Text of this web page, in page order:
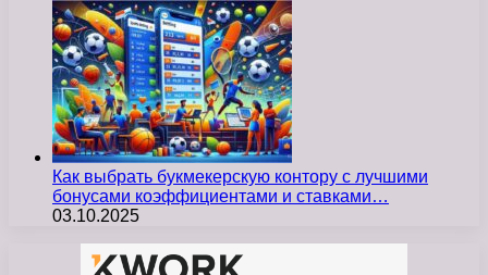
Как выбрать букмекерскую контору с лучшими
бонусами коэффициентами и ставками…
03.10.2025